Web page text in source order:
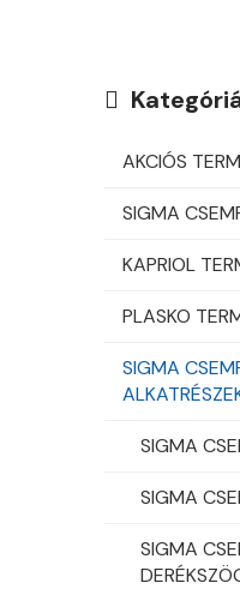
AKCIÓS
SIGMA
KAPRIOL
PLASKO
SIGMA
SIGMA
SIGMA
SIGMA